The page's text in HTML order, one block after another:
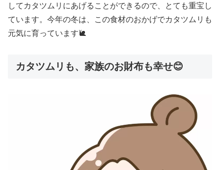
してカタツムリにあげることができるので、とても重宝し
ています。今年の冬は、この食材のおかげでカタツムリも
元気に育っています🐌
カタツムリも、家族のお財布も幸せ😊